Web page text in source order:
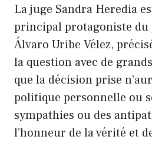
La juge Sandra Heredia
principal protagoniste du
Álvaro Uribe Vélez,
la question avec de
que la décision prise
politique personnelle ou
sympathies ou des
l’honneur de la vérité et